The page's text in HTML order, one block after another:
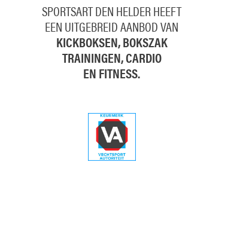
SPORTSART DEN HELDER HEEFT
EEN UITGEBREID AANBOD VAN
KICKBOKSEN, BOKSZAK
TRAININGEN, CARDIO
EN FITNESS.